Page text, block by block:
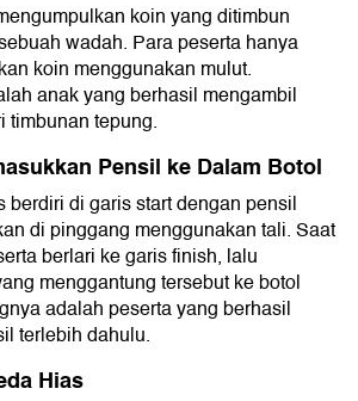
koin yang ditimbun
wadah. Para peserta hanya
koin menggunakan mulut.
anak yang berhasil mengambil
timbunan tepung.
Pensil ke Dalam Botol
berdiri di garis start dengan pensil
di pinggang menggunakan tali. Saat
berlari ke garis finish, lalu
menggantung tersebut ke botol
adalah peserta yang berhasil
terlebih dahulu.
Hias